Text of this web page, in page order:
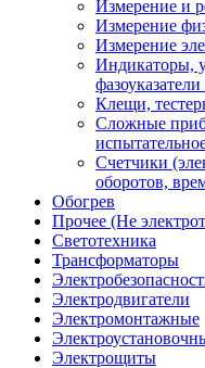
Измерение и
Измерение
Измерение
Индикаторы,
Клещи,
Сложные
Счетчики
оборотов,
Обогрев
Прочее (Не
Светотехника
Трансформаторы
Электродвигатели
Электромонтажные
Электрощиты